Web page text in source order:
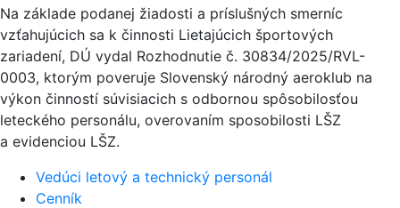
Na základe podanej žiadosti a príslušných smerníc
vzťahujúcich sa k činnosti Lietajúcich športových
zariadení, DÚ vydal Rozhodnutie č. 30834/2025/RVL-
0003, ktorým poveruje Slovenský národný aeroklub na
výkon činností súvisiacich s odbornou spôsobilosťou
leteckého personálu, overovaním sposobilosti LŠZ
a evidenciou LŠZ.
Vedúci letový a technický personál
Cenník